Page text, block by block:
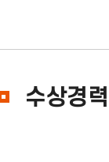
수상경력